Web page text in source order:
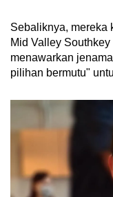
Sebaliknya, mereka
Mid Valley
menawarkan
pilihan bermutu"